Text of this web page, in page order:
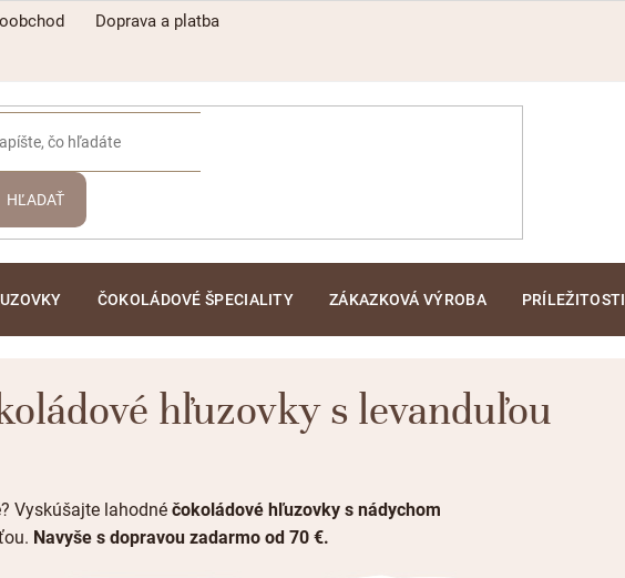
Doprava a platba
HĽADAŤ
ČOKOLÁDOVÉ ŠPECIALITY ZÁKAZKOVÁ VÝROBA PRÍLEŽITOSTI
hľuzovky s levanduľou
Vyskúšajte lahodné čokoládové hľuzovky s nádychom
Navyše s dopravou zadarmo od 70 €.